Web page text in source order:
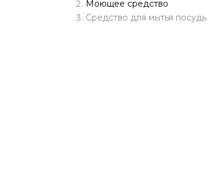
Моющее средство
Средство для мытья